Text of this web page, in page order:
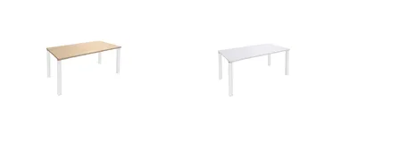
Densité panneaux 700 kg/m3
Épaisseur